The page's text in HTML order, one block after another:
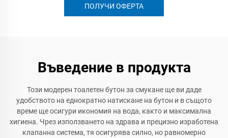
ПОЛУЧИ ОФЕРТА
Въведение в продукта
Този модерен тоалетен бутон за смукане ще ви даде
удобството на еднократно натискане на бутон и в същото
време ще осигури икономия на вода, както и максимална
хигиена. Чрез използването на здрава и прецизно изработена
клапанна система, тя осигурява силно, но равномерно